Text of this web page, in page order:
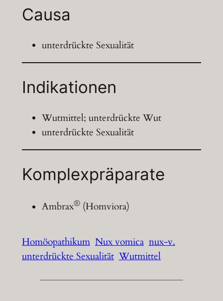
Causa
unterdrückte Sexualität
Indikationen
Wutmittel; unterdrückte Wut
unterdrückte Sexualität
Komplexpräparate
Ambrax®(Homviora)
Homöopathikum Nux vomica nux-v.
unterdrückte Sexualität Wutmittel